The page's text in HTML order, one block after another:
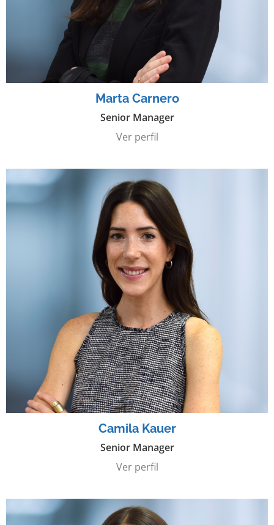
Marta Carnero
Senior Manager
Ver perfil
Camila Kauer
Senior Manager
Ver perfil